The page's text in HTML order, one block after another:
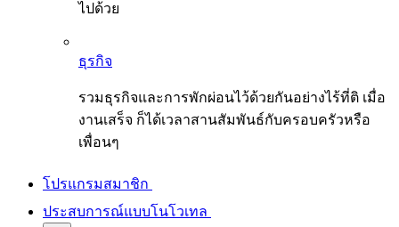
ไปด้วย
ธุรกิจ
รวมธุรกิจและการพักผ่อนไว้ด้วยกันอย่างไร้ที่ติ เมื่อ
งานเสร็จ ก็ได้เวลาสานสัมพันธ์กับครอบครัวหรือ
เพื่อนๆ
โปรแกรมสมาชิก
ประสบการณ์แบบโนโวเทล